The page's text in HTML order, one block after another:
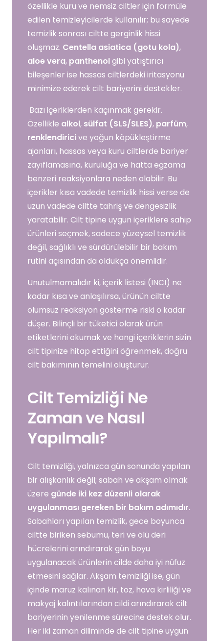
özellikle kuru ve nemsiz ciltler için formüle
edilen temizleyicilerde kullanılır; bu sayede
temizlik sonrası ciltte gerginlik hissi
oluşmaz. Centella asiatica (gotu kola),
aloe vera, panthenolgibi yatıştırıcı
bileşenler ise hassas ciltlerdeki iritasyonu
minimize ederek cilt bariyerini destekler.
Bazı içeriklerden kaçınmak gerekir.
Özellikle alkol, sülfat (SLS/SLES), parfüm,
renklendiricive yoğun köpükleştirme
ajanları, hassas veya kuru ciltlerde bariyer
zayıflamasına, kuruluğa ve hatta egzama
benzeri reaksiyonlara neden olabilir. Bu
içerikler kısa vadede temizlik hissi verse de
uzun vadede ciltte tahriş ve dengesizlik
yaratabilir. Cilt tipine uygun içeriklere sahip
ürünleri seçmek, sadece yüzeysel temizlik
değil, sağlıklı ve sürdürülebilir bir bakım
rutini açısından da oldukça önemlidir.
Unutulmamalıdır ki, içerik listesi (INCI) ne
kadar kısa ve anlaşılırsa, ürünün ciltte
olumsuz reaksiyon gösterme riski o kadar
düşer. Bilinçli bir tüketici olarak ürün
etiketlerini okumak ve hangi içeriklerin sizin
cilt tipinize hitap ettiğini öğrenmek, doğru
cilt bakımının temelini oluşturur.
Cilt Temizliği Ne
Zaman ve Nasıl
Yapılmalı?
Cilt temizliği, yalnızca gün sonunda yapılan
bir alışkanlık değil; sabah ve akşam olmak
üzere günde iki kez düzenli olarak
uygulanması gereken bir bakım adımıdır.
Sabahları yapılan temizlik, gece boyunca
ciltte biriken sebumu, teri ve ölü deri
hücrelerini arındırarak gün boyu
uygulanacak ürünlerin cilde daha iyi nüfuz
etmesini sağlar. Akşam temizliği ise, gün
içinde maruz kalınan kir, toz, hava kirliliği ve
makyaj kalıntılarından cildi arındırarak cilt
bariyerinin yenilenme sürecine destek olur.
Her iki zaman diliminde de cilt tipine uygun